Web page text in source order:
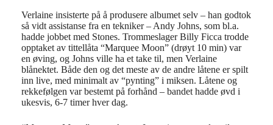
Verlaine insisterte på å produsere albumet selv – han godtok
så vidt assistanse fra en tekniker – Andy Johns, som bl.a.
hadde jobbet med Stones. Trommeslager Billy Ficca trodde
opptaket av tittellåta “Marquee Moon” (drøyt 10 min) var
en øving, og Johns ville ha et take til, men Verlaine
blånektet. Både den og det meste av de andre låtene er spilt
inn live, med minimalt av “pynting” i miksen. Låtene og
rekkefølgen var bestemt på forhånd – bandet hadde øvd i
ukesvis, 6-7 timer hver dag.